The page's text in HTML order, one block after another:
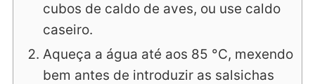
cubos de caldo de aves, ou use caldo
caseiro.
Aqueça a água até aos 85 °C, mexendo
bem antes de introduzir as salsichas